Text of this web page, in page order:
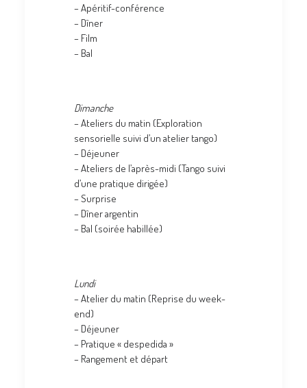
– Apéritif-conférence
– Dîner
– Film
– Bal
Dimanche
– Ateliers du matin (Exploration
sensorielle suivi d’un atelier tango)
– Déjeuner
– Ateliers de l’après-midi (Tango suivi
d’une pratique dirigée)
– Surprise
– Dîner argentin
– Bal (soirée habillée)
Lundi
– Atelier du matin (Reprise du week-
end)
– Déjeuner
– Pratique « despedida »
– Rangement et départ